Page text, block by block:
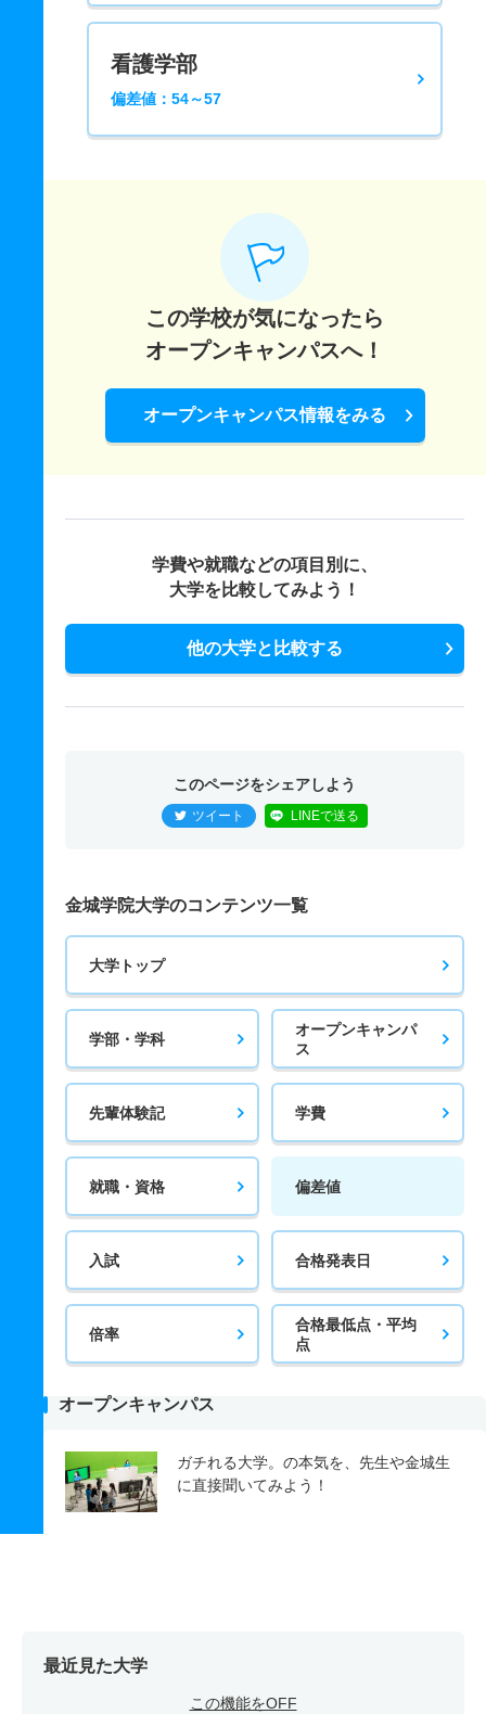
看護学部
偏差値：54～57
この学校が気になったら
オープンキャンパスへ！
オープンキャンパス情報をみる
学費や就職などの項目別に、
大学を比較してみよう！
他の大学と比較する
このページをシェアしよう
ツイート LINEで送る
金城学院大学のコンテンツ一覧
大学トップ
学部・学科
オープンキャンパ
ス
先輩体験記 学費
就職・資格 偏差値
入試 合格発表日
倍率
合格最低点・平均
点
オープンキャンパス
ガチれる大学。の本気を、先生や金城生
に直接聞いてみよう！
最近見た大学
この機能をOFF